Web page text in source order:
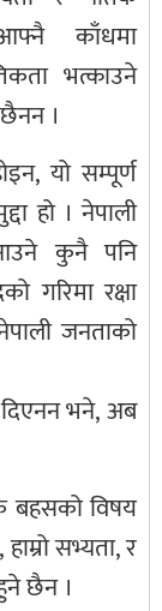
आफ्नै काँधमा
भत्काउने
।
यो सम्पूर्ण
हो । नेपाली
कुनै पनि
गरिमा रक्षा
जनताको
भने, अब
बहसको विषय
हाम्रो सभ्यता, र
छैन ।